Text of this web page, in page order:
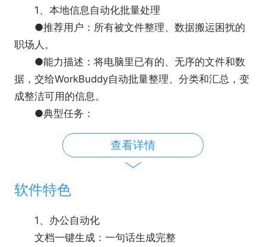
1、本地信息自动化批量处理
●推荐用户：所有被文件整理、数据搬运困扰的
职场人。
●能力描述：将电脑里已有的、无序的文件和数
据，交给WorkBuddy自动批量整理、分类和汇总，变
成整洁可用的信息。
●典型任务：
数据处理：对现有Excel批量清洗杂乱数据、自动
分类生成统计报表、跨表格数据匹配与整合，并一键
票据处理：从本地多格式发票中提取信息，生成
报销表。
文件归档：自动整理杂乱的下载文件夹。
查看详情
软件特色
1、办公自动化
文档一键生成：一句话生成完整